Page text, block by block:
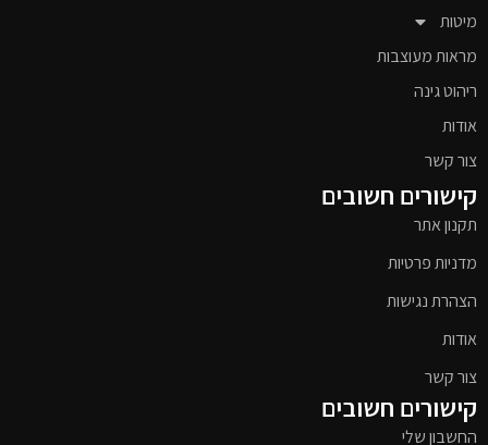
מיטות
מראות מעוצבות
ריהוט גינה
אודות
צור קשר
קישורים חשובים
תקנון אתר
מדניות פרטיות
הצהרת נגישות
אודות
צור קשר
קישורים חשובים
החשבון שלי